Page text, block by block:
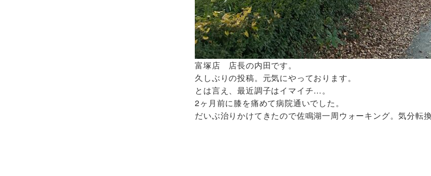
富塚店 店長の内田です。
久しぶりの投稿。元気にやっております。
とは言え、最近調子はイマイチ…。
2ヶ月前に膝を痛めて病院通いでした。
だいぶ治りかけてきたので佐鳴湖一周ウォーキング。気分転換